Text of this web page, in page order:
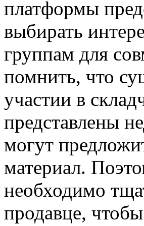
платформы
выбирать
группам для
помнить, что
участии в
представлены
могут
материал.
необходимо
продавце,